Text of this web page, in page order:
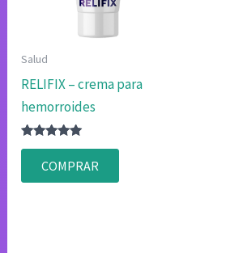
Salud
RELIFIX – crema para
hemorroides
Valorado
4.80
de 5
COMPRAR